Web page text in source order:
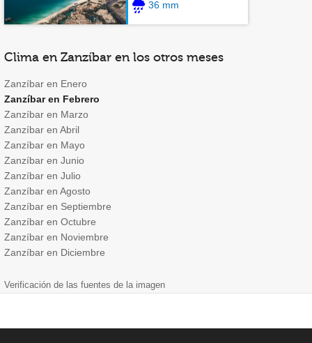
36 mm
Clima en Zanzíbar en los otros meses
Zanzíbar en Enero
Zanzíbar en Febrero
Zanzíbar en Marzo
Zanzíbar en Abril
Zanzíbar en Mayo
Zanzíbar en Junio
Zanzíbar en Julio
Zanzíbar en Agosto
Zanzíbar en Septiembre
Zanzíbar en Octubre
Zanzíbar en Noviembre
Zanzíbar en Diciembre
Verificación de las fuentes de la imagen